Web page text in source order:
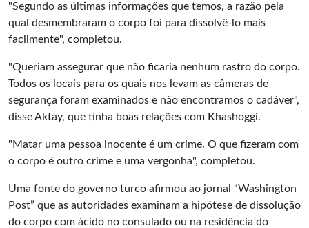
"Segundo as últimas informações que temos, a razão pela
qual desmembraram o corpo foi para dissolvê-lo mais
facilmente", completou.
"Queriam assegurar que não ficaria nenhum rastro do corpo.
Todos os locais para os quais nos levam as câmeras de
segurança foram examinados e não encontramos o cadáver",
disse Aktay, que tinha boas relações com Khashoggi.
"Matar uma pessoa inocente é um crime. O que fizeram com
o corpo é outro crime e uma vergonha", completou.
Uma fonte do governo turco afirmou ao jornal “Washington
Post” que as autoridades examinam a hipótese de dissolução
do corpo com ácido no consulado ou na residência do